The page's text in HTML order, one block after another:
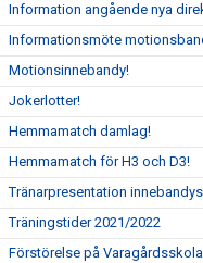
Information angående nya
Informationsmöte
Motionsinnebandy!
Jokerlotter!
Hemmamatch damlag!
Hemmamatch för H3 och D3!
Tränarpresentation
Träningstider 2021/2022
Förstörelse på